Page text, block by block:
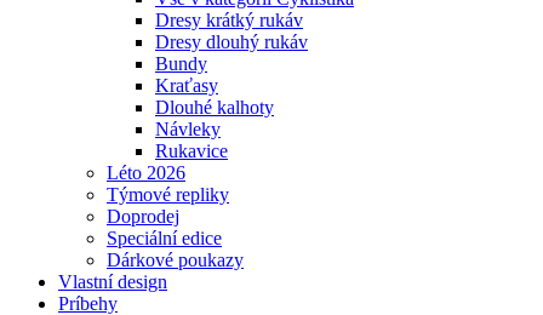
Dresy krátký rukáv
Dresy dlouhý rukáv
Bundy
Kraťasy
Dlouhé kalhoty
Návleky
Rukavice
Léto 2026
Týmové repliky
Doprodej
Speciální edice
Dárkové poukazy
Vlastní design
Príbehy